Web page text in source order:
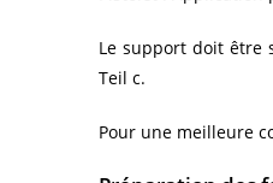
Le support doit être
Teil c.
Pour une meilleure